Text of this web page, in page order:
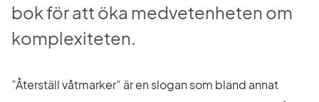
bok för att öka medvetenheten om
komplexiteten.
”Återställ våtmarker” är en slogan som bland annat